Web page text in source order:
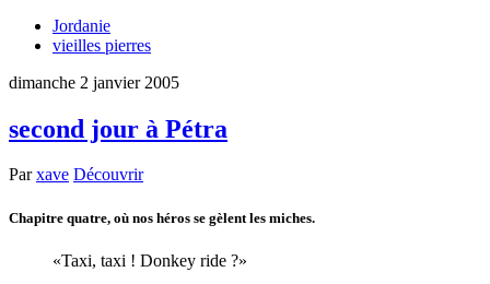
Jordanie
vieilles pierres
dimanche 2 janvier 2005
second jour à Pétra
Parxave Découvrir
Chapitre quatre, où nos héros se gèlent les miches.
Taxi, taxi ! Donkey ride ?